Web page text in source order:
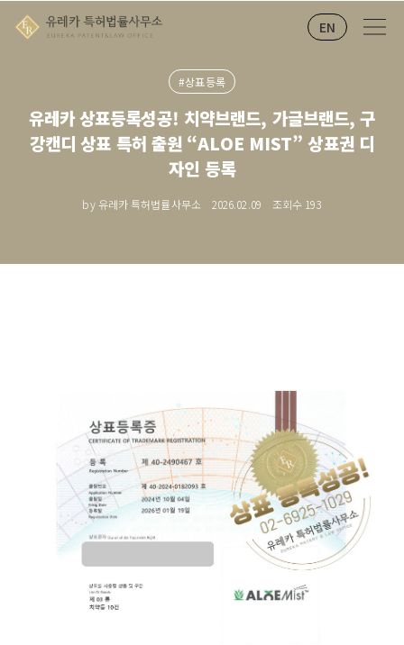
EN
#상표등록
유레카 상표등록성공! 치약브랜드, 가글브랜드, 구
강캔디 상표 특허 출원 “ALOE MIST” 상표권 디
자인 등록
by 유레카 특허법률사무소 2026.02.09 조회수 193